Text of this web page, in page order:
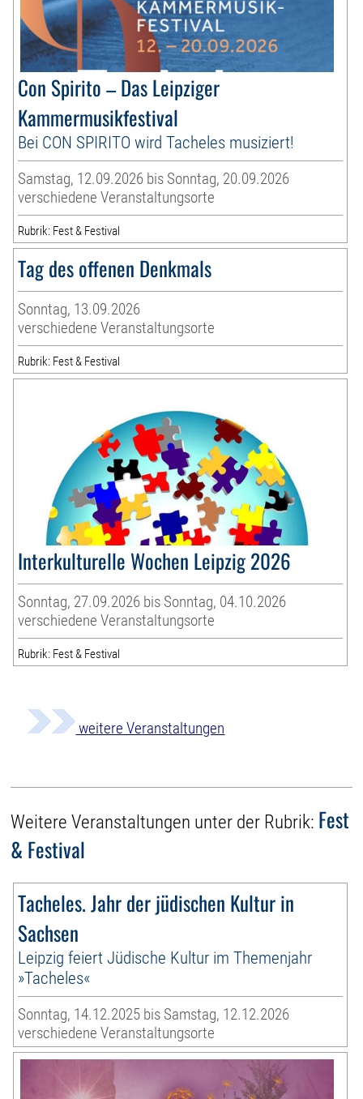
Con Spirito – Das Leipziger
Kammermusikfestival
Bei CON SPIRITO wird Tacheles musiziert!
Samstag, 12.09.2026 bis Sonntag, 20.09.2026
verschiedene Veranstaltungsorte
Rubrik: Fest & Festival
Tag des offenen Denkmals
Sonntag, 13.09.2026
verschiedene Veranstaltungsorte
Rubrik: Fest & Festival
Interkulturelle Wochen Leipzig 2026
Sonntag, 27.09.2026 bis Sonntag, 04.10.2026
verschiedene Veranstaltungsorte
Rubrik: Fest & Festival
weitere Veranstaltungen
Weitere Veranstaltungen unter der Rubrik: Fest
& Festival
Tacheles. Jahr der jüdischen Kultur in
Sachsen
Leipzig feiert Jüdische Kultur im Themenjahr
»Tacheles«
Sonntag, 14.12.2025 bis Samstag, 12.12.2026
verschiedene Veranstaltungsorte